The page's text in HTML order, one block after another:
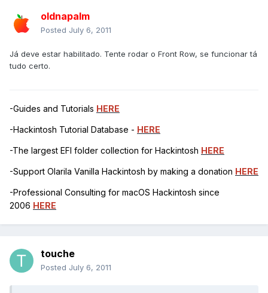
oldnapalm
Posted July 6, 2011
Já deve estar habilitado. Tente rodar o Front Row, se funcionar tá
tudo certo.
-Guides and Tutorials HERE
-Hackintosh Tutorial Database - HERE
-The largest EFI folder collection for Hackintosh HERE
-Support Olarila Vanilla Hackintosh by making a donation HERE
-Professional Consulting for macOS Hackintosh since
2006 HERE
touche
Posted July 6, 2011